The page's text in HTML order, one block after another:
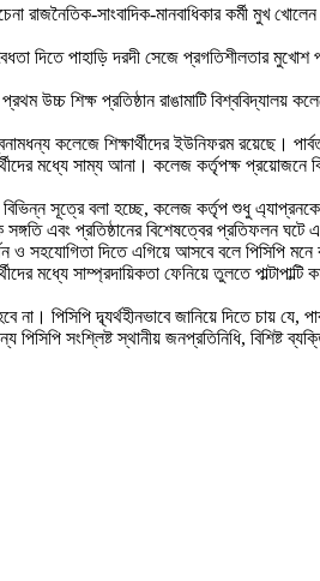
সাংবাদিক-মানবাধিকার কর্মী মুখ
দিতে পাহাড়ি দরদী সেজে প্রগতিশীলতার
উচ্চ শিক্ষ প্রতিষ্ঠান রাঙামাটি বিশ্ববিদ্যালয়
কলেজে শিক্ষার্থীদের ইউনিফরম রয়েছে।
মধ্যে সাম্য আনা। কলেজ কর্তৃপক্ষ প্রয়োজনে
বিভিন্ন সূত্রে বলা হচ্ছে, কলেজ কর্তৃপ শুধু
এবং প্রতিষ্ঠানের বিশেষত্বের প্রতিফলন
ও সহযোগিতা দিতে এগিয়ে আসবে বলে পিসিপি মনে
মধ্যে সাম্প্রদায়িকতা ফেনিয়ে তুলতে পাল্টাপাল্টি
দ্ব্যর্থহীনভাবে জানিয়ে দিতে চায় যে,
সংশ্লিষ্ট স্থানীয় জনপ্রতিনিধি, বিশিষ্ট